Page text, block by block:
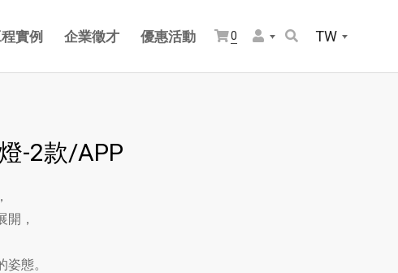
實例 企業徵才 優惠活動 0 TW
-2款/APP
開，
態。